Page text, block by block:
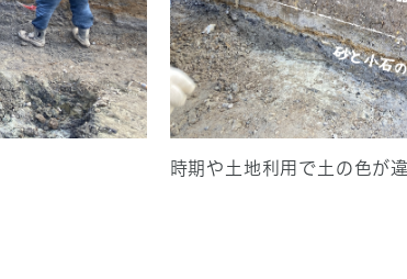
時期や土地利用で土の色が